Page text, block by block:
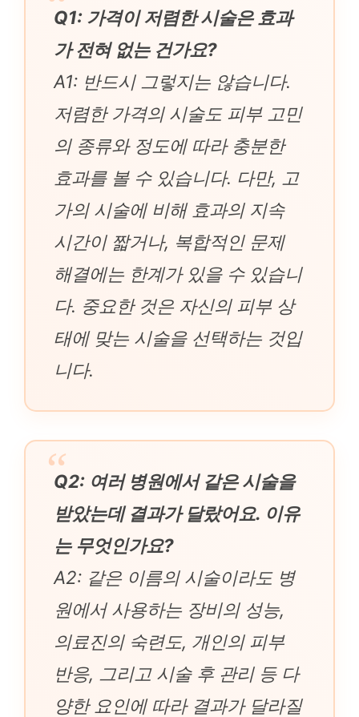
Q1: 가격이 저렴한 시술은 효과
가 전혀 없는 건가요?
A1: 반드시 그렇지는 않습니다.
저렴한 가격의 시술도 피부 고민
의 종류와 정도에 따라 충분한
효과를 볼 수 있습니다. 다만, 고
가의 시술에 비해 효과의 지속
시간이 짧거나, 복합적인 문제
해결에는 한계가 있을 수 있습니
다. 중요한 것은 자신의 피부 상
태에 맞는 시술을 선택하는 것입
니다.
Q2: 여러 병원에서 같은 시술을
받았는데 결과가 달랐어요. 이유
는 무엇인가요?
A2: 같은 이름의 시술이라도 병
원에서 사용하는 장비의 성능,
의료진의 숙련도, 개인의 피부
반응, 그리고 시술 후 관리 등 다
양한 요인에 따라 결과가 달라질